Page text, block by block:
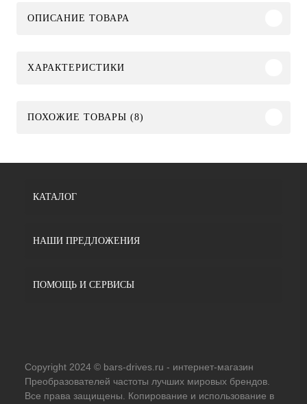
ОПИСАНИЕ ТОВАРА
ХАРАКТЕРИСТИКИ
ПОХОЖИЕ ТОВАРЫ (8)
КАТАЛОГ
НАШИ ПРЕДЛОЖЕНИЯ
ПОМОЩЬ И СЕРВИСЫ
Copyright 2024 © bars-drives.ru - интернет-магазин
Преобразователей частоты лучших мировых брендов.
Все права защищены. Копирование и использование в